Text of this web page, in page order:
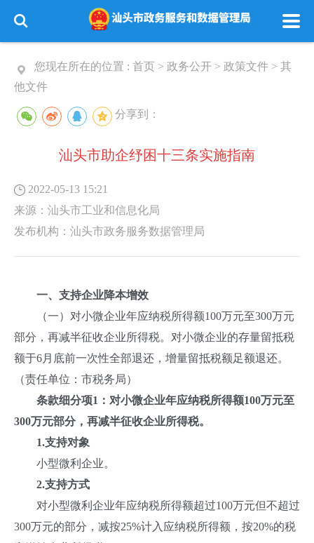
您现在所在的位置 : 首页 > 政务公开 > 政策文件 > 其
他文件
分享到：
汕头市助企纾困十三条实施指南
2022-05-13 15:21
来源： 汕头市工业和信息化局
发布机构： 汕头市政务服务数据管理局
一、支持企业降本增效
（一）对小微企业年应纳税所得额100万元至300万元
部分，再减半征收企业所得税。对小微企业的存量留抵税
额于6月底前一次性全部退还，增量留抵税额足额退还。
（责任单位：市税务局）
条款细分项1：对小微企业年应纳税所得额100万元至
300万元部分，再减半征收企业所得税。
1.支持对象
小型微利企业。
2.支持方式
对小型微利企业年应纳税所得额超过100万元但不超过
300万元的部分，减按25%计入应纳税所得额，按20%的税